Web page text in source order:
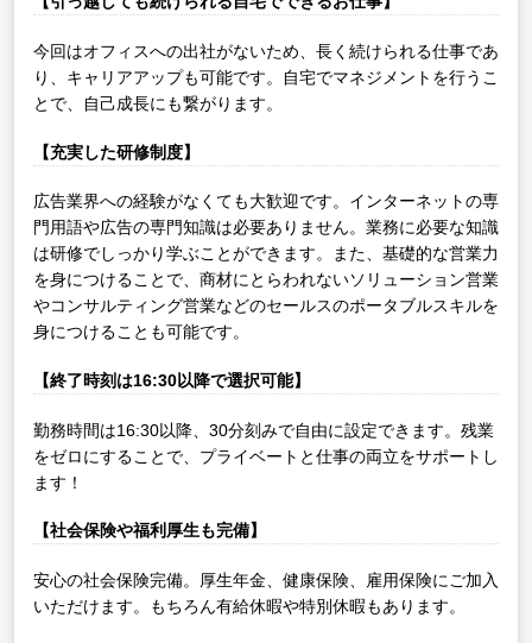
今回はオフィスへの出社がないため、長く続けられる仕事であ
り、キャリアアップも可能です。自宅でマネジメントを行うこ
とで、自己成長にも繋がります。
【充実した研修制度】
広告業界への経験がなくても大歓迎です。インターネットの専
門用語や広告の専門知識は必要ありません。業務に必要な知識
は研修でしっかり学ぶことができます。また、基礎的な営業力
を身につけることで、商材にとらわれないソリューション営業
やコンサルティング営業などのセールスのポータブルスキルを
身につけることも可能です。
【終了時刻は16:30以降で選択可能】
勤務時間は16:30以降、30分刻みで自由に設定できます。残業
をゼロにすることで、プライベートと仕事の両立をサポートし
ます！
【社会保険や福利厚生も完備】
安心の社会保険完備。厚生年金、健康保険、雇用保険にご加入
いただけます。もちろん有給休暇や特別休暇もあります。